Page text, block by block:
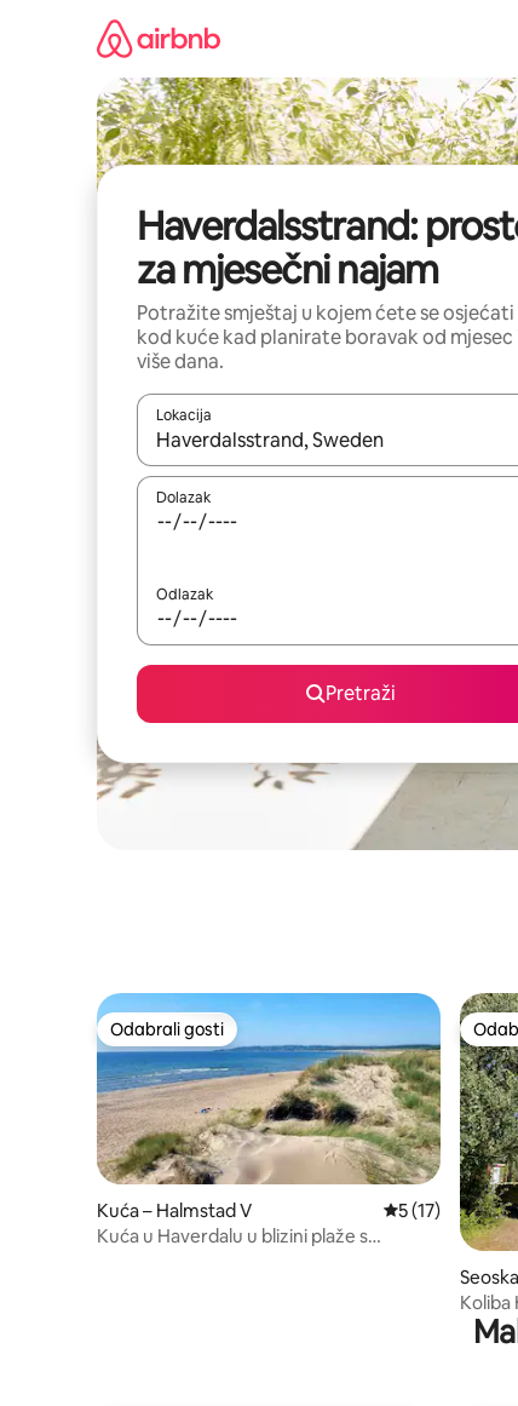
Haverdalsstrand:
za mjesečni najam
Potražite smještaj u kojem ćete se osjećati
kod kuće kad planirate boravak od mjesec
više dana.
Lokacija
Kada budu dostupni rezultati, moći ćete ih
Dolazak
Odlazak
Pretraži
Odabrali gosti
Odabrali gosti
Kuća – Halmstad V Prosječna
5 (17)
Kuća u Haverdalu u blizini plaže s
Koliba
i